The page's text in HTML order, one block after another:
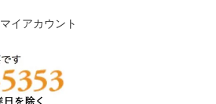
マイアカウント